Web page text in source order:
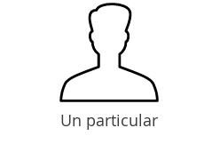
Un particular